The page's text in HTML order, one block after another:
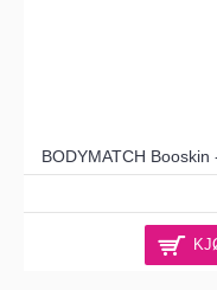
BODYMATCH